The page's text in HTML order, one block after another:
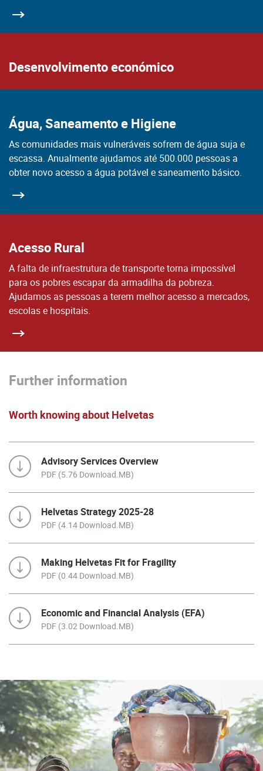
Desenvolvimento económico
Água, Saneamento e Higiene
As comunidades mais vulneráveis sofrem de água suja e
escassa. Anualmente ajudamos até 500.000 pessoas a
obter novo acesso a água potável e saneamento básico.
Acesso Rural
A falta de infraestrutura de transporte torna impossível
para os pobres escapar da armadilha da pobreza.
Ajudamos as pessoas a terem melhor acesso a mercados,
escolas e hospitais.
Further information
Worth knowing about Helvetas
Advisory Services Overview
PDF (5.76 Download.MB)
Helvetas Strategy 2025-28
PDF (4.14 Download.MB)
Making Helvetas Fit for Fragility
PDF (0.44 Download.MB)
Economic and Financial Analysis (EFA)
PDF (3.02 Download.MB)